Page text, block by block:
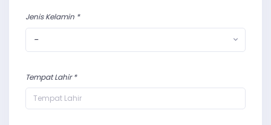
Jenis Kelamin *
-
Tempat Lahir *